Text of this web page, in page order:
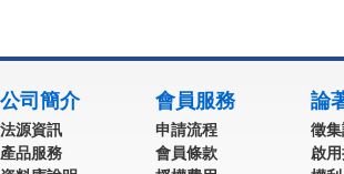
公司簡介
法源資訊
產品服務
會員服務
申請流程
會員條款
論
徵
啟